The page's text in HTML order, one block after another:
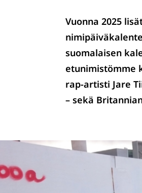
Vuonna 2025
suomalaisen
etunimistömme
rap-artisti Jare
– sekä